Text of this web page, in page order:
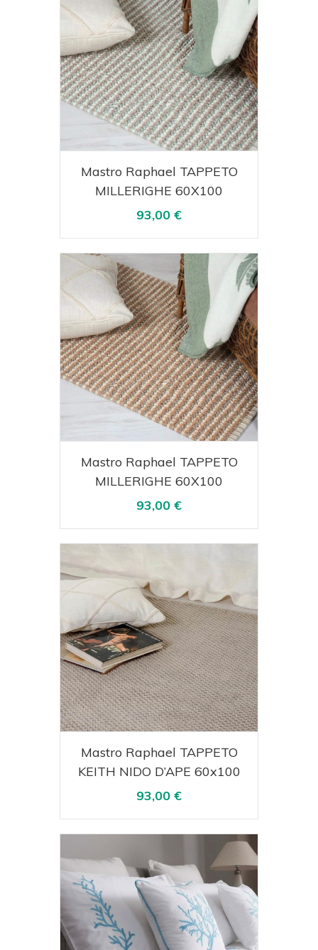
Acquista Visualizza
Mastro Raphael TAPPETO
MILLERIGHE 60X100
93,00 €
Acquista Visualizza
Mastro Raphael TAPPETO
MILLERIGHE 60X100
93,00 €
Acquista Visualizza
Mastro Raphael TAPPETO
KEITH NIDO D’APE 60x100
93,00 €